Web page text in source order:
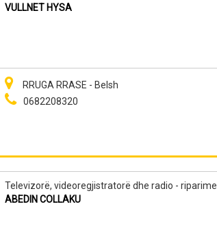
VULLNET HYSA
RRUGA RRASE - Belsh
0682208320
Televizorë, videoregjistratorë dhe radio - riparime
ABEDIN COLLAKU